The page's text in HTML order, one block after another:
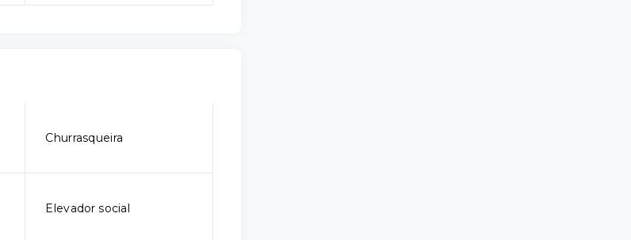
Churrasqueira
Elevador social